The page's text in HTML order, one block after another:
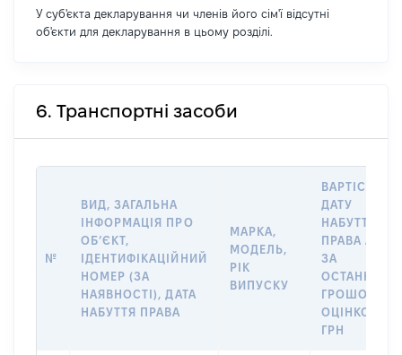
У суб'єкта декларування чи членів його сім'ї відсутні
об'єкти для декларування в цьому розділі.
6. Транспортні засоби
№
ВИД, ЗАГАЛЬНА
ІНФОРМАЦІЯ ПРО
ОБʼЄКТ,
ІДЕНТИФІКАЦІЙНИЙ
НОМЕР (ЗА
НАЯВНОСТІ), ДАТА
НАБУТТЯ ПРАВА
МАРКА,
МОДЕЛЬ,
РІК
ВИПУСКУ
ВАРТІСТЬ НА
ДАТУ
НАБУТТЯ
ПРАВА АБО
ЗА
ГРОШОВОЮ
ОЦІНКОЮ,
ГРН